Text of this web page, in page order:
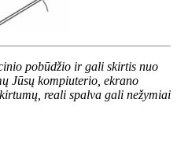
pobūdžio ir gali skirtis nuo
Jūsų kompiuterio, ekrano
reali spalva gali nežymiai